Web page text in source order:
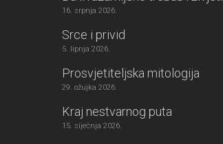
16. srpnja 2026.
Srce i privid
5. lipnja 2026.
Prosvjetiteljska mitologija
29. ožujka 2026.
Kraj nestvarnog puta
15. siječnja 2026.